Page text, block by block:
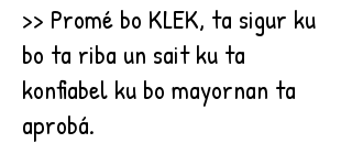
>> Promé bo KLEK, ta sigur ku
bo ta riba un sait ku ta
konfiabel ku bo mayornan ta
aprobá.